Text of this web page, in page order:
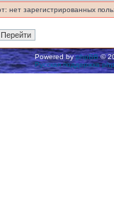
нет зарегистрированных
Powered byphpBB©
Русская поддержка